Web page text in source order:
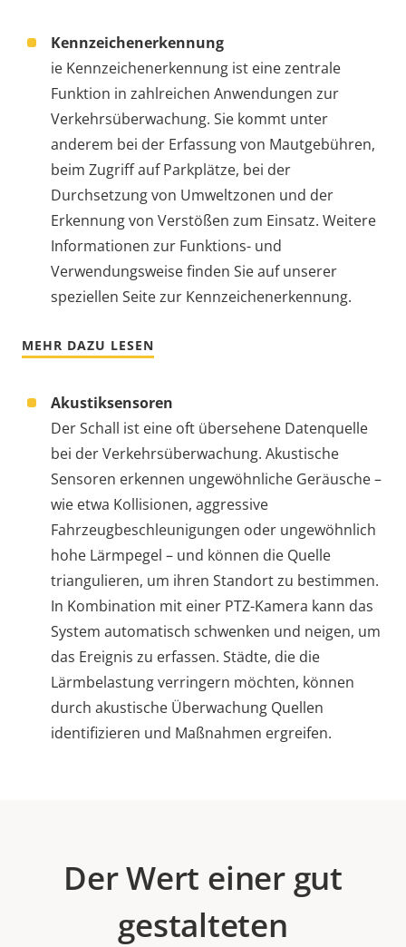
Kennzeichenerkennung
ie Kennzeichenerkennung ist eine zentrale
Funktion in zahlreichen Anwendungen zur
Verkehrsüberwachung. Sie kommt unter
anderem bei der Erfassung von Mautgebühren,
beim Zugriff auf Parkplätze, bei der
Durchsetzung von Umweltzonen und der
Erkennung von Verstößen zum Einsatz. Weitere
Informationen zur Funktions- und
Verwendungsweise finden Sie auf unserer
speziellen Seite zur Kennzeichenerkennung.
MEHR DAZU LESEN
Akustiksensoren
Der Schall ist eine oft übersehene Datenquelle
bei der Verkehrsüberwachung. Akustische
Sensoren erkennen ungewöhnliche Geräusche –
wie etwa Kollisionen, aggressive
Fahrzeugbeschleunigungen oder ungewöhnlich
hohe Lärmpegel – und können die Quelle
triangulieren, um ihren Standort zu bestimmen.
In Kombination mit einer PTZ-Kamera kann das
System automatisch schwenken und neigen, um
das Ereignis zu erfassen. Städte, die die
Lärmbelastung verringern möchten, können
durch akustische Überwachung Quellen
identifizieren und Maßnahmen ergreifen.
Der Wert einer gut
gestalteten